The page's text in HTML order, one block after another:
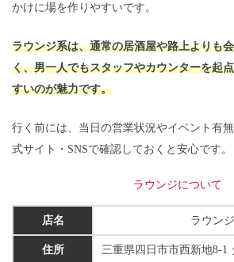
かけに場を作りやすいです。
ラウンジ系は、通常の居酒屋や路上よりも
く、男一人でもスタッフやカウンターを起
すいのが魅力です。
行く前には、当日の営業状況やイベント有
式サイト・SNSで確認しておくと安心です。
ラウンジについて
店名 ラウン
住所 三重県四日市市西新地8-1